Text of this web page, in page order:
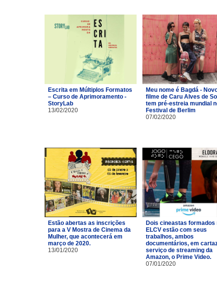
Escrita em Múltiplos Formatos
– Curso de Aprimoramento -
StoryLab
13/02/2020
Meu nome é Bagdá -
filme de Caru Alves de
tem pré-estreia mundial
Festival de Berlim
07/02/2020
Estão abertas as inscrições
para a V Mostra de Cinema da
Mulher, que acontecerá em
março de 2020.
13/01/2020
Dois cineastas formados
ELCV estão com seus
trabalhos, ambos
documentários, em
serviço de streaming da
Amazon, o Prime Video.
07/01/2020